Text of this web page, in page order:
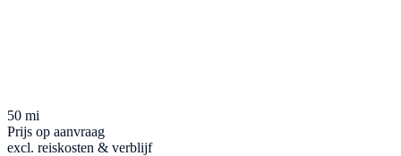
50 mi
Prijs op aanvraag
excl. reiskosten & verblijf